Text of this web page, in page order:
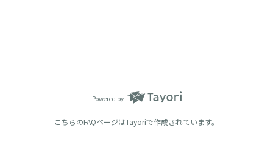
Powered by
こちらのFAQページはTayoriで作成されています。